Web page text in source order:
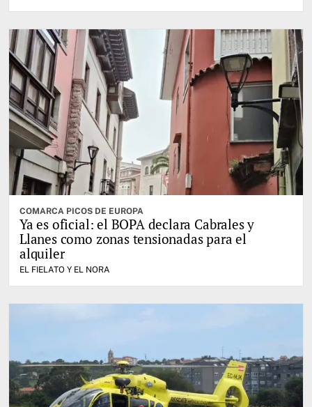
COMARCA PICOS DE EUROPA
Ya es oficial: el BOPA declara Cabrales y
Llanes como zonas tensionadas para el
alquiler
EL FIELATO Y EL NORA